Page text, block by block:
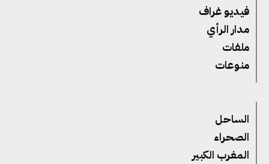
فيديو غراف
مدار الرأي
ملفات
منوعات
الساحل
الصحراء
المغرب الكبير